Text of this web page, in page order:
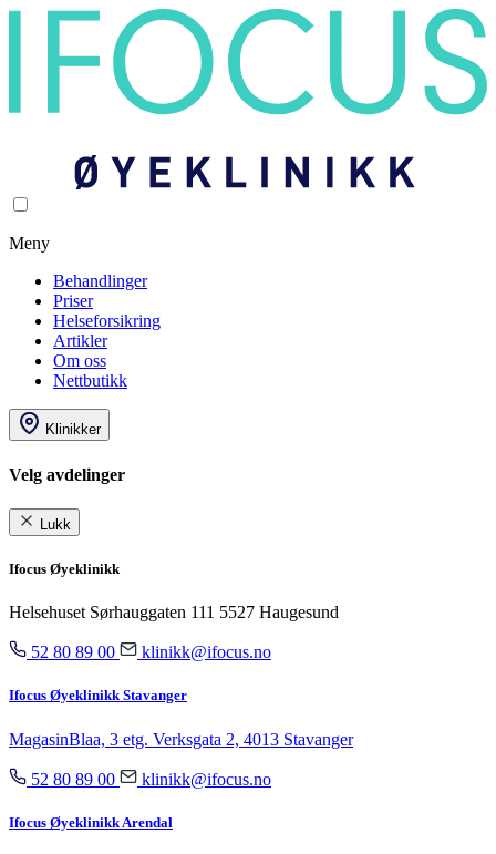
Meny
Behandlinger
Priser
Helseforsikring
Artikler
Om oss
Nettbutikk
Klinikker
Velg avdelinger
Lukk
Ifocus Øyeklinikk
Helsehuset Sørhauggaten 111 5527 Haugesund
52 80 89 00 klinikk@ifocus.no
Ifocus Øyeklinikk Stavanger
MagasinBlaa, 3 etg. Verksgata 2, 4013 Stavanger
52 80 89 00 klinikk@ifocus.no
Ifocus Øyeklinikk Arendal